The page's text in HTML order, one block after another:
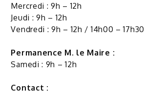
Mercredi : 9h – 12h
Jeudi : 9h – 12h
Vendredi : 9h – 12h / 14h00 – 17h30
Permanence M. le Maire :
Samedi : 9h – 12h
Contact :